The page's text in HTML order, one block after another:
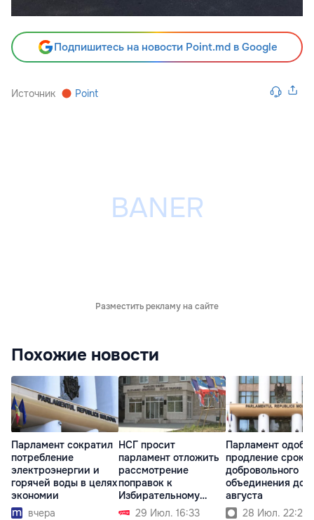
Подпишитесь на новости Point.md в Google
Источник Point
Разместить рекламу на сайте
Похожие новости
Парламент сократил
потребление
электроэнергии и
горячей воды в целях
экономии
вчера
НСГ просит
парламент отложить
рассмотрение
поправок к
Избирательному
кодексу
29 Июл. 16:33
Парламент
продление срока
добровольного
объединения до
августа
28 Июл. 22:24